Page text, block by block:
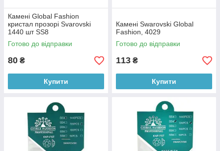
Камені Global Fashion
кристал прозорі Svarovski
1440 шт SS8
Готово до відправки
80 ₴
Купити
Камені Swarovski Global
Fashion, 4029
Готово до відправки
113 ₴
Купити